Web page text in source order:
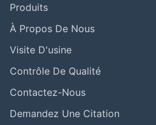
Produits
À Propos De Nous
Visite D'usine
Contrôle De Qualité
Contactez-Nous
Demandez Une Citation